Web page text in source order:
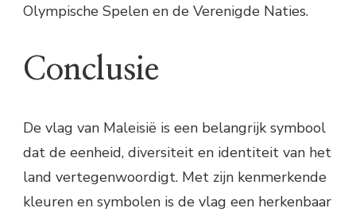
Olympische Spelen en de Verenigde Naties.
Conclusie
De vlag van Maleisië is een belangrijk symbool
dat de eenheid, diversiteit en identiteit van het
land vertegenwoordigt. Met zijn kenmerkende
kleuren en symbolen is de vlag een herkenbaar